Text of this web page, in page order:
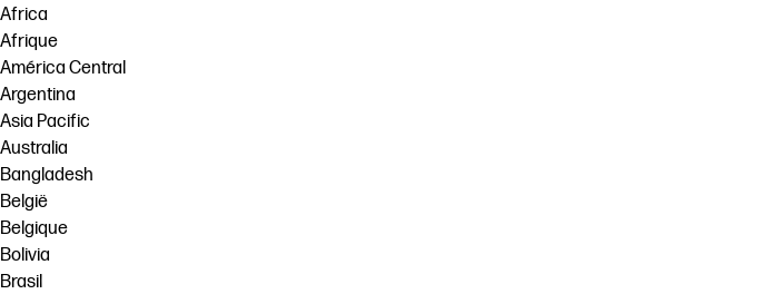
Africa
Afrique
América Central
Argentina
Asia Pacific
Australia
Bangladesh
België
Belgique
Bolivia
Brasil